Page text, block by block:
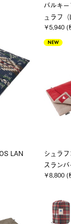
バルキ
ュラフ
￥5,940 (
LAN
NEW
シュラ
スラン
￥8,800 (